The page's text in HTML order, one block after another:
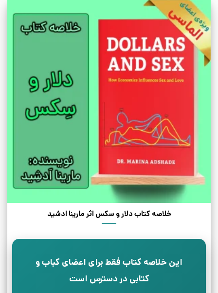
خلاصه کتاب دلار و سکس اثر مارینا ادشید
این خلاصه کتاب فقط برای اعضای کباب و
کتابی در دسترس است